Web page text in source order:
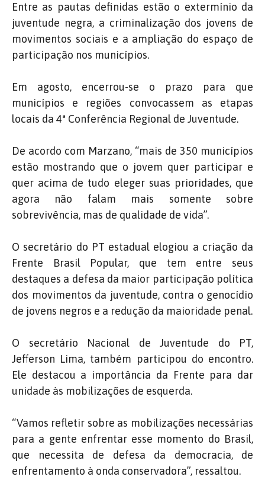
Entre as pautas definidas estão o extermínio da
juventude negra, a criminalização dos jovens de
movimentos sociais e a ampliação do espaço de
participação nos municípios.
Em agosto, encerrou-se o prazo para que
municípios e regiões convocassem as etapas
locais da 4ª Conferência Regional de Juventude.
De acordo com Marzano, “mais de 350 municípios
estão mostrando que o jovem quer participar e
quer acima de tudo eleger suas prioridades, que
agora não falam mais somente sobre
sobrevivência, mas de qualidade de vida”.
O secretário do PT estadual elogiou a criação da
Frente Brasil Popular, que tem entre seus
destaques a defesa da maior participação política
dos movimentos da juventude, contra o genocídio
de jovens negros e a redução da maioridade penal.
O secretário Nacional de Juventude do PT,
Jefferson Lima, também participou do encontro.
Ele destacou a importância da Frente para dar
unidade às mobilizações de esquerda.
“Vamos refletir sobre as mobilizações necessárias
para a gente enfrentar esse momento do Brasil,
que necessita de defesa da democracia, de
enfrentamento à onda conservadora”, ressaltou.